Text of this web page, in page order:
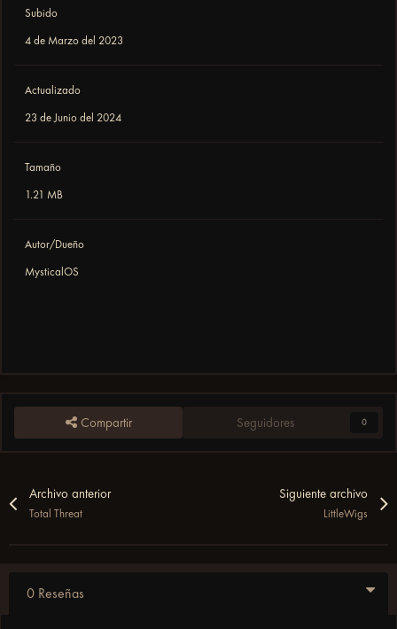
Subido
4 de Marzo del 2023
Actualizado
23 de Junio del 2024
Tamaño
1.21 MB
Autor/Dueño
MysticalOS
Compartir Seguidores 0
Archivo anterior
Total Threat
Siguiente archivo
LittleWigs
0 Reseñas